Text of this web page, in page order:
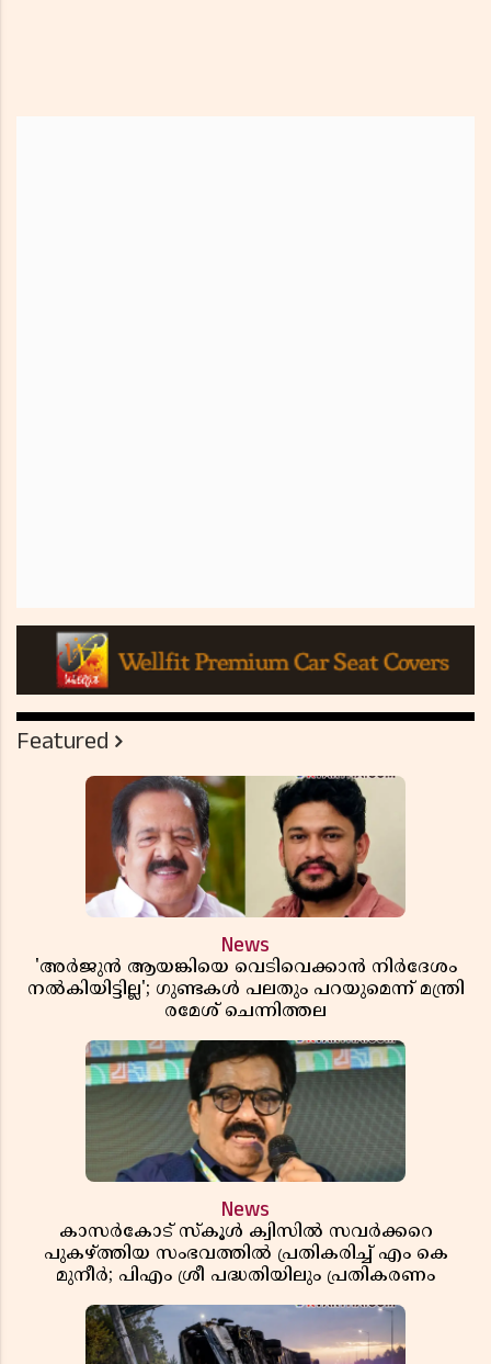
Featured
News
'അർജുൻ ആയങ്കിയെ വെടിവെക്കാൻ നിർദേശം
നൽകിയിട്ടില്ല'; ഗുണ്ടകൾ പലതും പറയുമെന്ന് മന്ത്രി
രമേശ് ചെന്നിത്തല
News
കാസർകോട് സ്കൂൾ ക്വിസിൽ സവർക്കറെ
പുകഴ്ത്തിയ സംഭവത്തിൽ പ്രതികരിച്ച് എം കെ
മുനീർ; പിഎം ശ്രീ പദ്ധതിയിലും പ്രതികരണം